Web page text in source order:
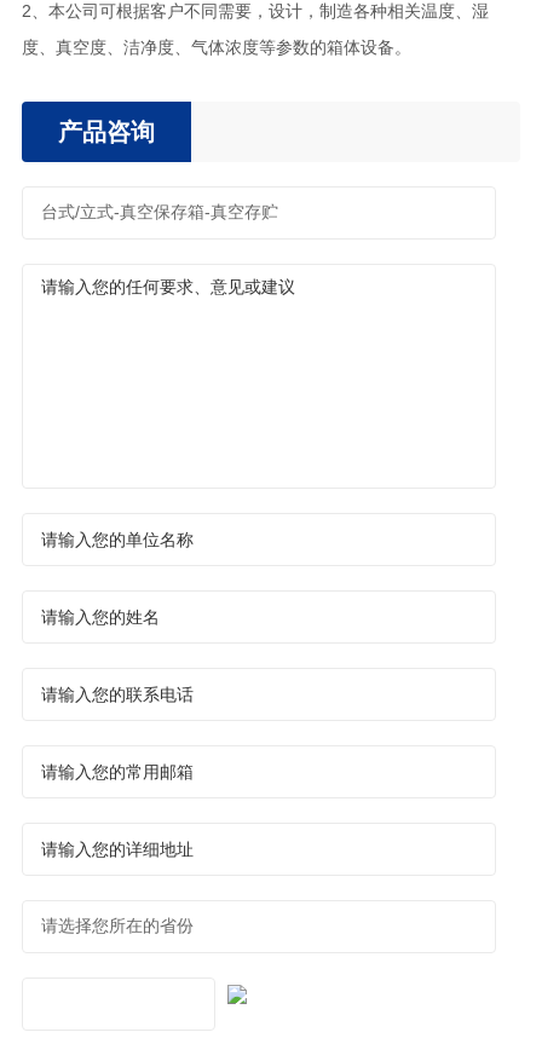
2、本公司可根据客户不同需要，设计，制造各种相关温度、湿
度、真空度、洁净度、气体浓度等参数的箱体设备。
产品咨询